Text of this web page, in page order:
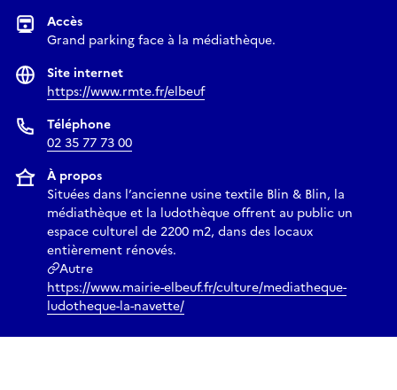
Accès
Grand parking face à la médiathèque.
Site internet
https://www.rmte.fr/elbeuf
Téléphone
02 35 77 73 00
À propos
Situées dans l’ancienne usine textile Blin & Blin, la
médiathèque et la ludothèque offrent au public un
espace culturel de 2200 m2, dans des locaux
entièrement rénovés.
Autre
https://www.mairie-elbeuf.fr/culture/mediatheque-
ludotheque-la-navette/